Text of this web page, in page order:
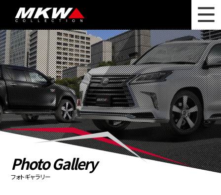
WHAT'S NEW ニュース
WHEEL LINEUP ホイールラインナップ
OTHER PRODUCT 関連製品
PHOTO GALLERY フォトギャラリー
カタログ請求
PRIVACY POLICY 個人情報保護方針
Photo Gallery
フォトギャラリー